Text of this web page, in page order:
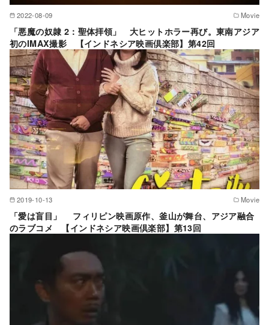
2022-08-09 Movie
「悪魔の奴隷 2：聖体拝領」 大ヒットホラー再び。東南アジア
初のIMAX撮影 【インドネシア映画倶楽部】第42回
2019-10-13 Movie
「愛は盲目」 フィリピン映画原作、釜山が舞台、アジア融合
のラブコメ 【インドネシア映画倶楽部】第13回